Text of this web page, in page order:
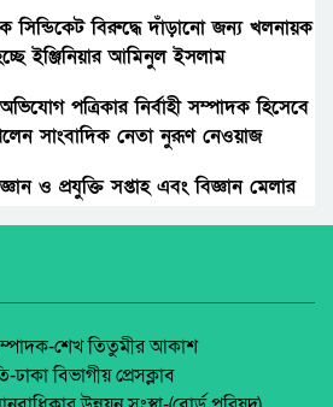
জব্দ, ২. দুই ব্যবসায়ীর জরিমানা
আদালত।
মাহমুদুল হাসান কলেজের প্রধান সহকারীর
টাকার দুর্নীতি!
নতুন অধ্যায়।
দুর্ধর্ষ ডাকাতি ।
সিন্ডিকেট বিরুদ্ধে দাঁড়ানো জন্য খলনায়ক
ইঞ্জিনিয়ার আমিনুল ইসলাম
অভিযোগ পত্রিকার নির্বাহী সম্পাদক হিসেবে
সাংবাদিক নেতা নুরূণ নেওয়াজ
ও প্রযুক্তি সপ্তাহ এবং বিজ্ঞান মেলার
শৃৃঙ্খলা কমিটির মাসিক সভা অনুষ্ঠিত।
সম্পাদক-শেখ তিতুমীর আকাশ
ঢাকা বিভাগীয় প্রেসক্লাব